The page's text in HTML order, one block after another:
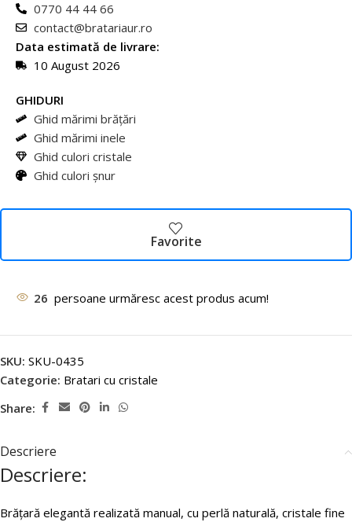
0770 44 44 66
contact@bratariaur.ro
Data estimată de livrare:
10 August 2026
GHIDURI
Ghid mărimi brățări
Ghid mărimi inele
Ghid culori cristale
Ghid culori șnur
Favorite
26 persoane urmăresc acest produs acum!
SKU: SKU-0435
Categorie: Bratari cu cristale
Share:
Descriere
Descriere:
Brățară elegantă realizată manual, cu perlă naturală, cristale fine